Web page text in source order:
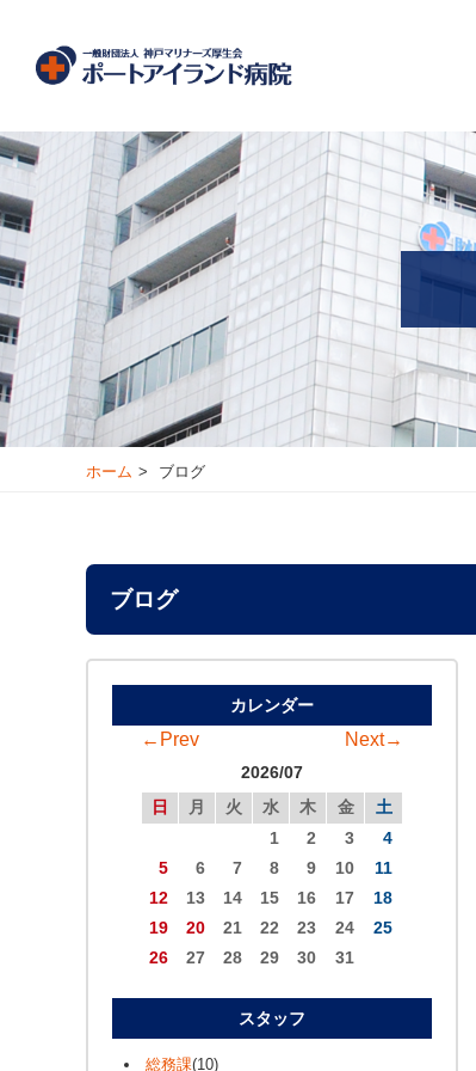
ホーム ブログ
ブログ
カレンダー
←Prev Next→
2026/07
日
月 火 水 木 金
土
1
2 3
4
5
6 7 8 9 10
11
12
13 14 15 16 17
18
19
20 21 22 23 24
25
26
27 28 29 30 31
スタッフ
総務課(10)